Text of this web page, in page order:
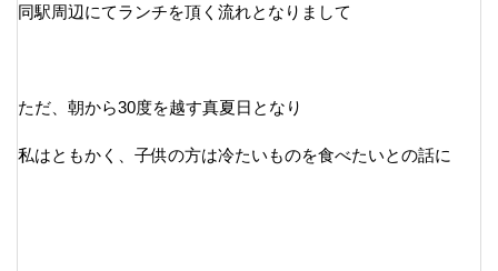
同駅周辺にてランチを頂く流れとなりまして
ただ、朝から30度を越す真夏日となり
私はともかく、子供の方は冷たいものを食べたいとの話に